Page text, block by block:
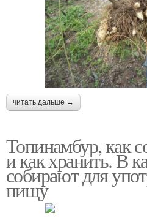
читать дальше →
Топинамбур, как
и как хранить. В
собирают для
пищу